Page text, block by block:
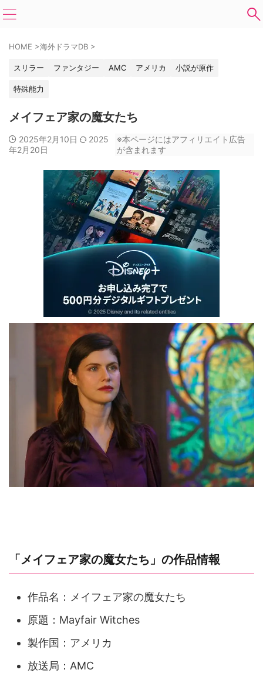
HOME >海外ドラマDB >
スリラー ファンタジー AMC アメリカ 小説が原作
特殊能力
メイフェア家の魔女たち
2025年2月10日
2025
年2月20日
※本ページにはアフィリエイト広告
が含まれます
「メイフェア家の魔女たち」の作品情報
作品名：メイフェア家の魔女たち
原題：Mayfair Witches
製作国：アメリカ
放送局：AMC